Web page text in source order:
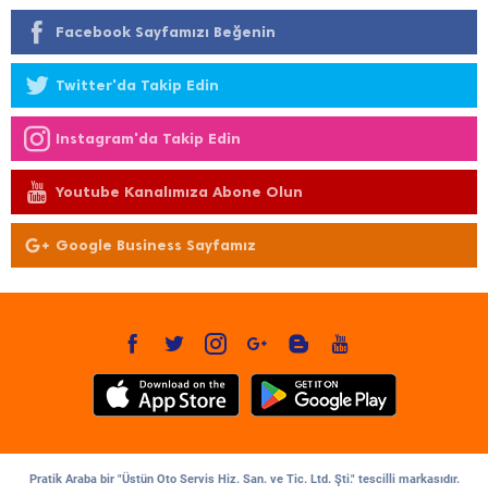
Facebook Sayfamızı Beğenin
Twitter'da Takip Edin
Instagram'da Takip Edin
Youtube Kanalımıza Abone Olun
Google Business Sayfamız
Pratik Araba bir "Üstün Oto Servis Hiz. San. ve Tic. Ltd. Şti." tescilli markasıdır.